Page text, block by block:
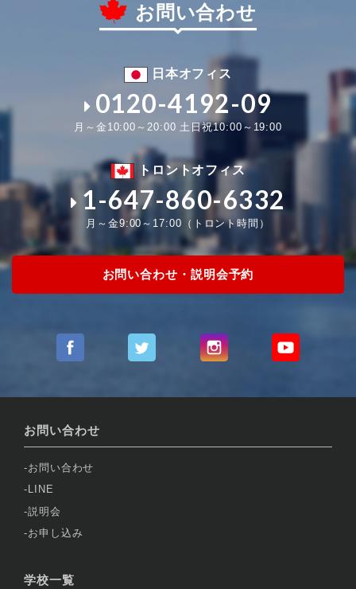
お問い合わせ
日本オフィス
0120-4192-09
月～金10:00～20:00 土日祝10:00～19:00
トロントオフィス
1-647-860-6332
月～金9:00～17:00（トロント時間）
お問い合わせ・説明会予約
お問い合わせ
お問い合わせ
LINE
説明会
お申し込み
学校一覧